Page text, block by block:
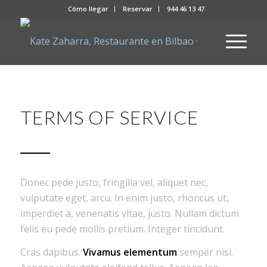
Cómo llegar Reservar 944 46 13 47
TERMS OF SERVICE
Donec pede justo, fringilla vel, aliquet nec,
vulputate eget, arcu. In enim justo, rhoncus ut,
imperdiet a, venenatis vitae, justo. Nullam dictum
felis eu pede mollis pretium. Integer tincidunt.
Cras dapibus. Vivamus elementumsemper nisi.